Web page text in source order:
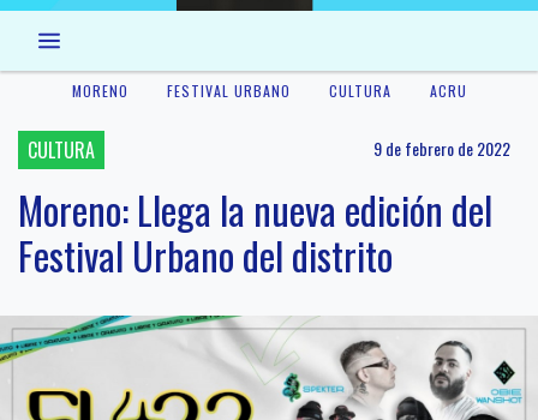
MORENO FESTIVAL URBANO CULTURA ACRU
CULTURA 9 de febrero de 2022
Moreno: Llega la nueva edición del
Festival Urbano del distrito